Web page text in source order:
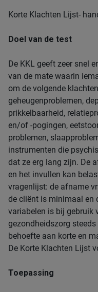
Korte Klachten Lijst-
Doel van de test
De KKL geeft zeer snel
van de mate waarin
om de volgende
geheugenproblemen,
prikkelbaarheid,
en/of -pogingen,
problemen,
instrumenten die
dat ze erg lang zijn. De
en het invullen kan
vragenlijst: de afname
de cliënt is minimaal en
variabelen is bij gebruik
gezondheidszorg
behoefte aan korte en
De Korte Klachten Lijst
Toepassing